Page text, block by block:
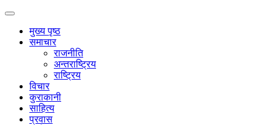
मुख्य पृष्ठ
समाचार
राजनीति
अन्तराष्ट्रिय
राष्ट्रिय
विचार
कुराकानी
साहित्य
प्रवास